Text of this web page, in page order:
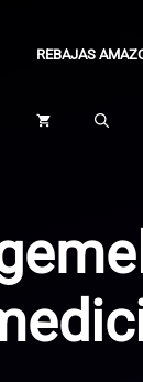
REBAJAS